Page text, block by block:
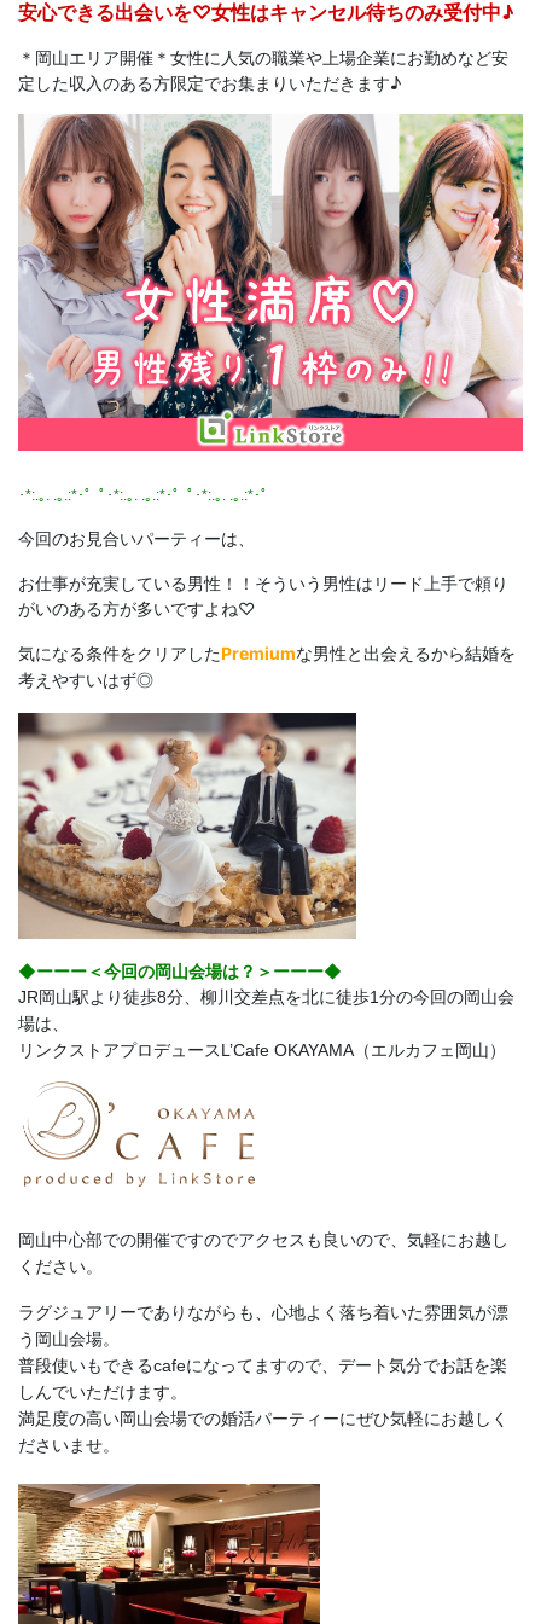
安心できる出会いを♡女性はキャンセル待ちのみ受付中♪
＊岡山エリア開催＊女性に人気の職業や上場企業にお勤めなど安
定した収入のある方限定でお集まりいただきます♪
･*:.｡. .｡.:*･゜ﾟ･*:.｡. .｡.:*･゜ﾟ･*:.｡. .｡.:*･゜
今回のお見合いパーティーは、
お仕事が充実している男性！！そういう男性はリード上手で頼り
がいのある方が多いですよね♡
気になる条件をクリアしたPremiumな男性と出会えるから結婚を
考えやすいはず◎
◆ーーー＜今回の岡山会場は？＞ーーー◆
JR岡山駅より徒歩8分、柳川交差点を北に徒歩1分の今回の岡山会
場は、
リンクストアプロデュースL’Cafe OKAYAMA（エルカフェ岡山）
岡山中心部での開催ですのでアクセスも良いので、気軽にお越し
ください。
ラグジュアリーでありながらも、心地よく落ち着いた雰囲気が漂
う岡山会場。
普段使いもできるcafeになってますので、デート気分でお話を楽
しんでいただけます。
満足度の高い岡山会場での婚活パーティーにぜひ気軽にお越しく
ださいませ。